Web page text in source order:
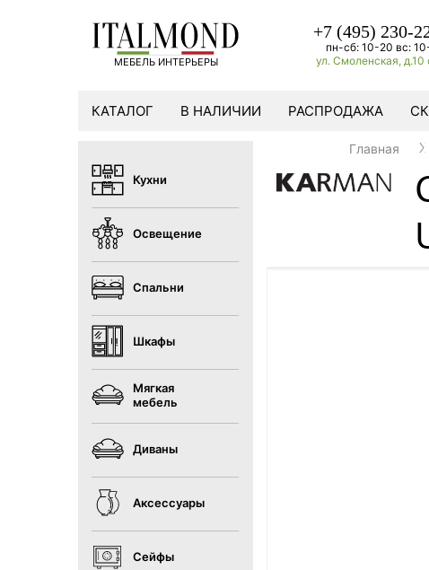
МЕБЕЛЬ ИНТЕРЬЕРЫ
+7 (495) 230-
пн-сб: 10-20 вс:
ул. Смоленская, д.10
КАТАЛОГ В НАЛИЧИИ РАСПРОДАЖА
Кухни
Освещение
Спальни
Шкафы
Мягкая
мебель
Диваны
Аксессуары
Сейфы
Главная